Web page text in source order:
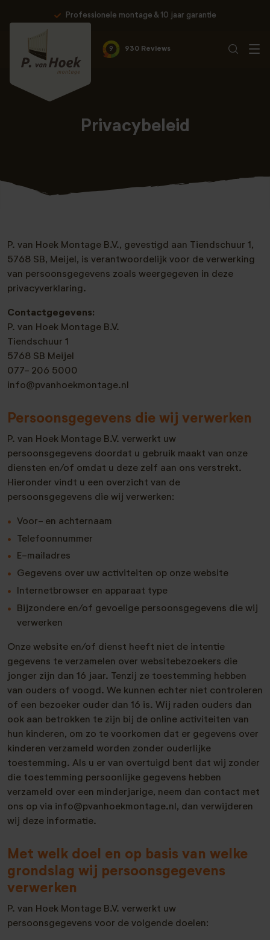
Professionele montage & 10 jaar garantie
9 930 Reviews
Privacybeleid
P. van Hoek Montage B.V., gevestigd aan Tiendschuur 1,
5768 SB, Meijel, is verantwoordelijk voor de verwerking
van persoonsgegevens zoals weergegeven in deze
privacyverklaring.
Contactgegevens:
P. van Hoek Montage B.V.
Tiendschuur 1
5768 SB Meijel
077- 206 5000
info@pvanhoekmontage.nl
Persoonsgegevens die wij verwerken
P. van Hoek Montage B.V. verwerkt uw
persoonsgegevens doordat u gebruik maakt van onze
diensten en/of omdat u deze zelf aan ons verstrekt.
Hieronder vindt u een overzicht van de
persoonsgegevens die wij verwerken:
Voor- en achternaam
Telefoonnummer
E-mailadres
Gegevens over uw activiteiten op onze website
Internetbrowser en apparaat type
Bijzondere en/of gevoelige persoonsgegevens die wij
verwerken
Onze website en/of dienst heeft niet de intentie
gegevens te verzamelen over websitebezoekers die
jonger zijn dan 16 jaar. Tenzij ze toestemming hebben
van ouders of voogd. We kunnen echter niet controleren
of een bezoeker ouder dan 16 is. Wij raden ouders dan
ook aan betrokken te zijn bij de online activiteiten van
hun kinderen, om zo te voorkomen dat er gegevens over
kinderen verzameld worden zonder ouderlijke
toestemming. Als u er van overtuigd bent dat wij zonder
die toestemming persoonlijke gegevens hebben
verzameld over een minderjarige, neem dan contact met
ons op via info@pvanhoekmontage.nl, dan verwijderen
wij deze informatie.
Met welk doel en op basis van welke
grondslag wij persoonsgegevens
verwerken
P. van Hoek Montage B.V. verwerkt uw
persoonsgegevens voor de volgende doelen: